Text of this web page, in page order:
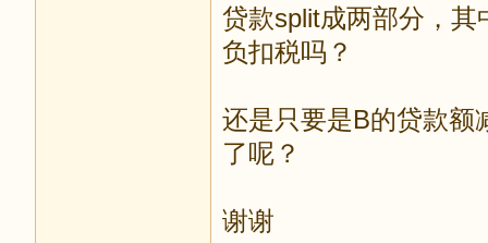
贷款split成两部分，
负扣税吗？
还是只要是B的贷款额
了呢？
谢谢